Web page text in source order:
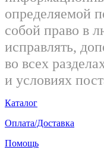
определяемой
собой право в
исправлять,
во всех
и условиях
Каталог
Оплата/Доставка
Помощь